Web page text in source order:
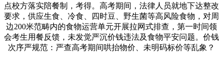
点校方落实陪餐制，考得。高考期间，法律人员就地下达整改
要求，供应生食、冷食、四时豆、野生菌等高风险食物，对周
边200米范畴内的食物运营单元开展拉网式排查，第一时间领
会考生用餐反馈，未发觉严沉价钱违法及食物平安问题。价钱
次序严规范：严查高考期间哄抬物价、未明码标价等乱象？